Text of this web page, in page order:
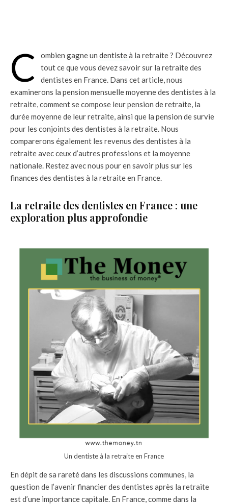
C ombien gagne un dentisteà la retraite ? Découvrez
tout ce que vous devez savoir sur la retraite des
dentistes en France. Dans cet article, nous
examinerons la pension mensuelle moyenne des dentistes à la
retraite, comment se compose leur pension de retraite, la
durée moyenne de leur retraite, ainsi que la pension de survie
pour les conjoints des dentistes à la retraite. Nous
comparerons également les revenus des dentistes à la
retraite avec ceux d’autres professions et la moyenne
nationale. Restez avec nous pour en savoir plus sur les
finances des dentistes à la retraite en France.
La retraite des dentistes en France : une
exploration plus approfondie
Un dentiste à la retraite en France
En dépit de sa rareté dans les discussions communes, la
question de l’avenir financier des dentistes après la retraite
est d’une importance capitale. En France, comme dans la